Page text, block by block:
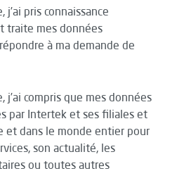
j’ai pris connaissance
traite mes données
à ma demande de
j’ai compris que mes données
par Intertek et ses filiales et
et dans le monde entier pour
son actualité, les
ou toutes autres